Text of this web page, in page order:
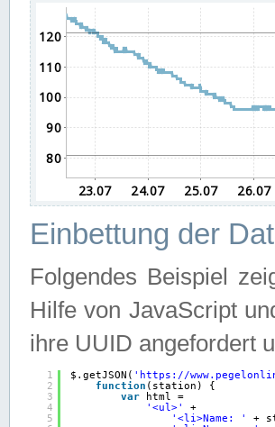
Einbettung der
Folgendes Beispiel
Hilfe von JavaScript
ihre UUID angefordert
1
2
3
4
5
$.getJSON( ' https://
function (station) {
var
html =
'<ul>'
+
'<li>Name: '
+